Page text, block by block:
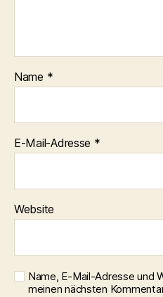
Name *
E-Mail-Adresse *
Website
Name, E-Mail-Adresse und
meinen nächsten